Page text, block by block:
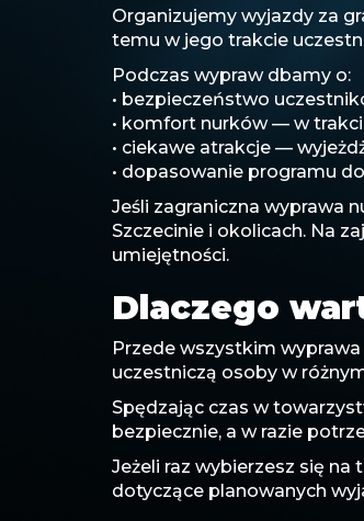
Organizujemy wyjazdy za
temu w jego trakcie
Podczas wypraw dbamy o:
• bezpieczeństwo
• komfort nurków — w
• ciekawe atrakcje —
• dopasowanie programu
Jeśli zagraniczna wyprawa
Szczecinie i okolicach. Na
umiejętności.
Dlaczego
Przede wszystkim
uczestniczą osoby w
Spędzając czas w
bezpiecznie, a w razie
Jeżeli raz wybierzesz się
dotyczące planowanych